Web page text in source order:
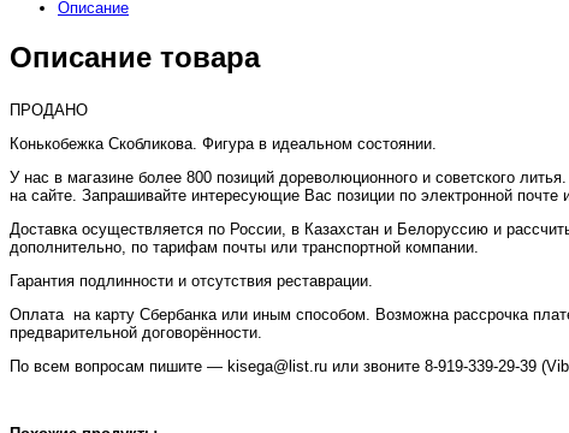
Описание
Описание товара
ПРОДАНО
Конькобежка Скобликова. Фигура в идеальном состоянии.
У нас в магазине более 800 позиций дореволюционного и советского
на сайте. Запрашивайте интересующие Вас позиции по электронной почте
Доставка осуществляется по России, в Казахстан и Белоруссию и
дополнительно, по тарифам почты или транспортной компании.
Гарантия подлинности и отсутствия реставрации.
Оплата на карту Сбербанка или иным способом. Возможна рассрочка
предварительной договорённости.
По всем вопросам пишите — kisega@list.ru или звоните 8-919-339-29-39